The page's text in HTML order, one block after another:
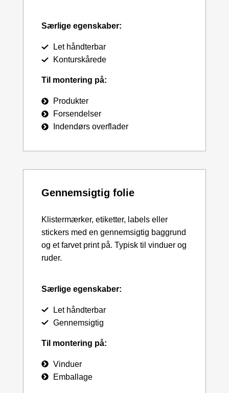
Særlige egenskaber:
Let håndterbar
Konturskårede
Til montering på:
Produkter
Forsendelser
Indendørs overflader
Gennemsigtig folie
Klistermærker, etiketter, labels eller
stickers med en gennemsigtig baggrund
og et farvet print på. Typisk til vinduer og
ruder.
Særlige egenskaber:
Let håndterbar
Gennemsigtig
Til montering på:
Vinduer
Emballage